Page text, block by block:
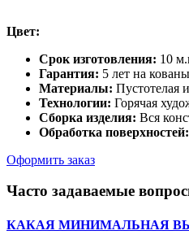
Цвет:
Срок изготовления: 10
Гарантия: 5 лет на
Материалы: Пустотелая
Технологии: Горячая
Сборка изделия: Вся
Обработка поверхностей:
Оформить заказ
Часто задаваемые
КАКАЯ МИНИМАЛЬНАЯ